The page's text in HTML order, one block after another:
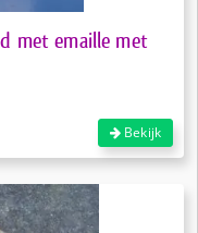
met emaille met
Bekijk